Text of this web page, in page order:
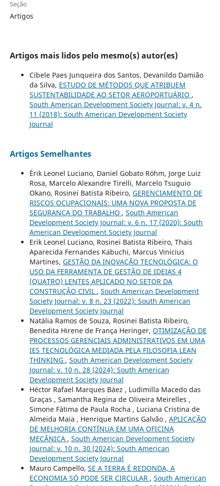
Seção
Artigos
Artigos mais lidos pelo mesmo(s) autor(es)
Cibele Paes Junqueira dos Santos, Devanildo Damião
da Silva, ESTUDO DE MÉTODOS QUE ATRIBUEM
SUSTENTABILIDADE AO SETOR AEROPORTUÁRIO ,
South American Development Society Journal: v. 4 n.
11 (2018): South American Development Society
Journal
Artigos Semelhantes
Érik Leonel Luciano, Daniel Gobato Röhm, Jorge Luiz
Rosa, Marcelo Alexandre Tirelli, Marcelo Tsuguio
Okano, Rosinei Batista Ribeiro, GERENCIAMENTO DE
RISCOS OCUPACIONAIS: UMA NOVA PROPOSTA DE
SEGURANÇA DO TRABALHO , South American
Development Society Journal: v. 6 n. 17 (2020): South
American Development Society Journal
Erik Leonel Luciano, Rosinei Batista Ribeiro, Thais
Aparecida Fernandes Kabuchi, Marcus Vinicius
Martines, GESTÃO DA INOVAÇÃO TECNOLÓGICA: O
USO DA FERRAMENTA DE GESTÃO DE IDEIAS 4
(QUATRO) LENTES APLICADO NO SETOR DA
CONSTRUÇÃO CIVIL , South American Development
Society Journal: v. 8 n. 23 (2022): South American
Development Society Journal
Natália Ramos de Souza, Rosinei Batista Ribeiro,
Benedita Hirene de França Heringer, OTIMIZAÇÃO DE
PROCESSOS GERENCIAIS ADMINISTRATIVOS EM UMA
IES TECNOLÓGICA MEDIADA PELA FILOSOFIA LEAN
THINKING , South American Development Society
Journal: v. 10 n. 28 (2024): South American
Development Society Journal
Héctor Rafael Marques Báez , Ludimilla Macedo das
Graças , Samantha Regina de Oliveira Meirelles ,
Simone Fátima de Paula Rocha , Luciana Cristina de
Almeida Maia , Henrique Martins Galvão , APLICAÇÃO
DE MELHORIA CONTÍNUA EM UMA OFICINA
MECÂNICA , South American Development Society
Journal: v. 10 n. 30 (2024): South American
Development Society Journal
Mauro Campello, SE A TERRA É REDONDA, A
ECONOMIA SÓ PODE SER CIRCULAR , South American